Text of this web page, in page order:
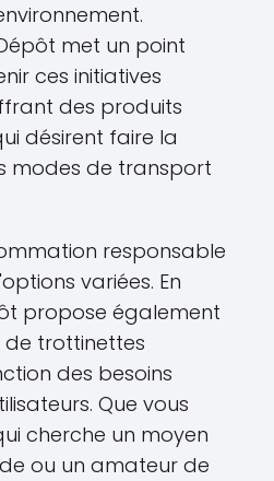
met un point
ces initiatives
des produits
désirent faire la
modes de transport
responsable
variées. En
propose également
trottinettes
des besoins
Que vous
cherche un moyen
ou un amateur de